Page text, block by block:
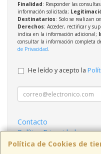
Política de Cookies de
Finalidad: Responder las
información solicitada;
Destinatarios: Solo se realizan
Derechos: Acceder, rectificar y
indica en la información adicional;
consultar la información completa
de Privacidad.
He leído y acepto la
Contacto
Política Privacidad
Condiciones de Compra